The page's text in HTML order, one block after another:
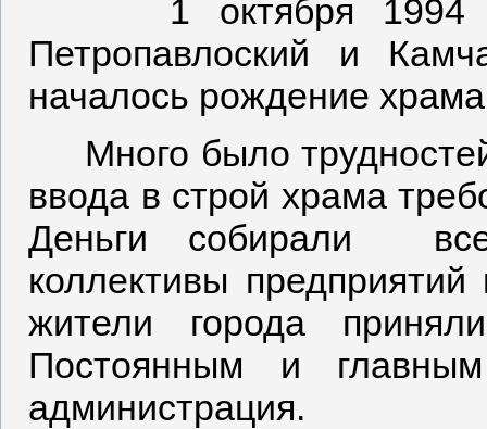
1 октября 1994
Петропавлоский и
началось рождение
Много было
ввода в строй храма
Деньги собирали
коллективы
жители города
Постоянным и
администрация.